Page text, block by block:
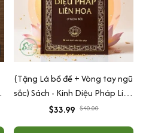
(Tặng Lá bồ đề + Vòng tay ngũ
sắc) Sách - Kinh Diệu Pháp Liên
Hoa - trọn bộ
$33.99 $40.00